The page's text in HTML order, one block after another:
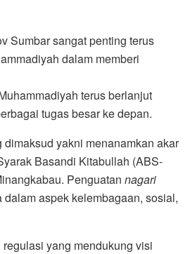
Sumbar sangat penting terus
dalam memberi
terus berlanjut
tugas besar ke depan.
dimaksud yakni menanamkan akar
Basandi Kitabullah (ABS-
Penguatan nagari
aspek kelembagaan, sosial,
yang mendukung visi